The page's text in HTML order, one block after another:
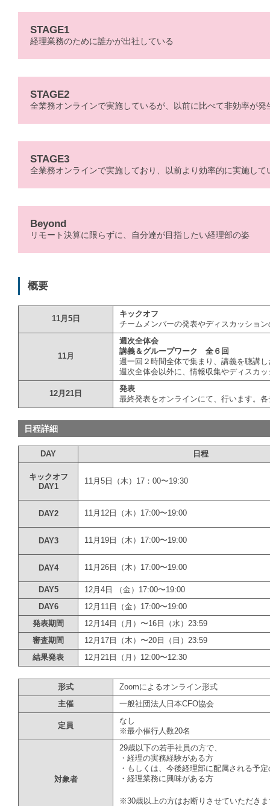
STAGE1
経理業務のために誰かが出社している
STAGE2
全業務オンラインで実施しているが、以前に比べて非効率が発
STAGE3
全業務オンラインで実施しており、以前より効率的に実施して
Beyond
リモート決算に限らずに、自分達が目指したい経理部の姿
概要
11月5日
キックオフ
チームメンバーの発表やディスカッショ
11月
週次全体会
講義＆グループワーク 全６回
週一回２時間全体で集まり、講義を聴講
週次全体会以外に、情報収集やディスカ
12月21日
発表
最終発表をオンラインにて、行います。
日程詳細
DAY 日程
キックオフ
DAY1
11月5日（木）17：00〜19:30
DAY2 11月12日（木）17:00〜19:00
DAY3 11月19日（木）17:00〜19:00
DAY4 11月26日（木）17:00〜19:00
DAY5
12月4日 （金）17:00〜19:00
DAY6
12月11日（金）17:00〜19:00
発表期間
12月14日（月）〜16日（水）23:59
審査期間
12月17日（木）〜20日（日）23:59
結果発表
12月21日（月）12:00〜12:30
形式
Zoomによるオンライン形式
主催
一般社団法人日本CFO協会
定員
なし
※最小催行人数20名
対象者
29歳以下の若手社員の方で、
・経理の実務経験がある方
・もしくは、今後経理部に配属される予定
・経理業務に興味がある方
※30歳以上の方はお断りさせていただき